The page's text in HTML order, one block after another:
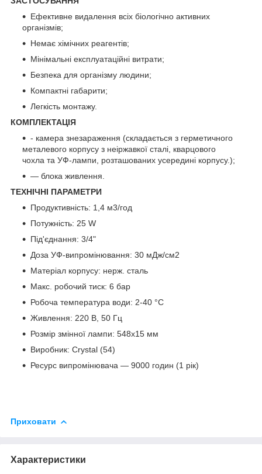
Ефективне видалення всіх біологічно активних
організмів;
Немає хімічних реагентів;
Мінімальні експлуатаційні витрати;
Безпека для організму людини;
Компактні габарити;
Легкість монтажу.
КОМПЛЕКТАЦІЯ
- камера знезараження (складається з герметичного
металевого корпусу з неіржавкої сталі, кварцового
чохла та УФ-лампи, розташованих усередині корпусу.);
— блока живлення.
ТЕХНІЧНІ ПАРАМЕТРИ
Продуктивність: 1,4 м3/год
Потужність: 25 W
Під'єднання: 3/4"
Доза УФ-випромінювання: 30 мДж/см2
Матеріал корпусу: нерж. сталь
Макс. робочий тиск: 6 бар
Робоча температура води: 2-40 °С
Живлення: 220 В, 50 Гц
Розмір змінної лампи: 548х15 мм
Виробник: Crystal (54)
Ресурс випромінювача — 9000 годин (1 рік)
Приховати
Характеристики